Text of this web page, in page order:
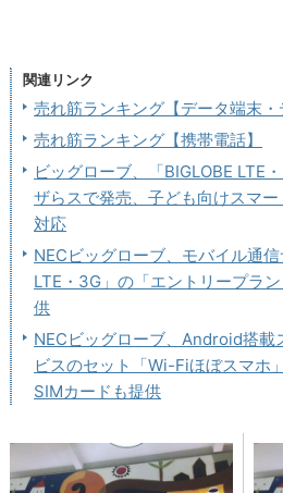
関連リンク
売れ筋ランキング【データ端末・
売れ筋ランキング【携帯電話】
ビッグローブ、「BIGLOBE LTE
ザらスで発売、子ども向けスマ
対応
NECビッグローブ、モバイル通
LTE・3G」の「エントリープラ
供
NECビッグローブ、Android搭載
ビスのセット「Wi-Fiほぼスマホ
SIMカードも提供